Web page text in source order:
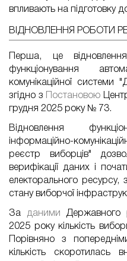
впливають на підготовку
ВІДНОВЛЕННЯ РОБОТИ
Перша, це
функціонування
комунікаційної системи
згідно з Постановою
грудня 2025 року № 73.
Відновлення
інформаційно-
реєстр виборців"
верифікації даних
і
електорального ресурсу,
стану виборчої
За даними
Державного
2025 року кількість
Порівняно з
кількість скоротилась